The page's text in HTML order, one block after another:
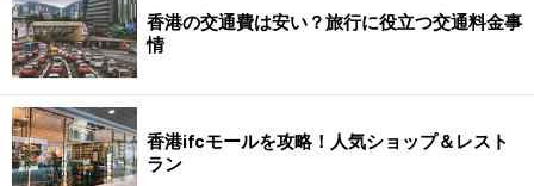
香港の交通費は安い？旅行に役立つ交通料金事
情
香港ifcモールを攻略！人気ショップ＆レスト
ラン